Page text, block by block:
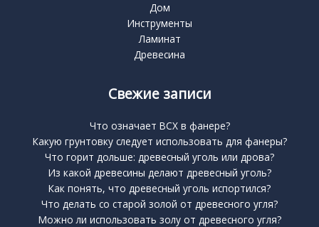
Дом
Инструменты
Ламинат
Древесина
Свежие записи
Что означает BCX в фанере?
Какую грунтовку следует использовать для фанеры?
Что горит дольше: древесный уголь или дрова?
Из какой древесины делают древесный уголь?
Как понять, что древесный уголь испортился?
Что делать со старой золой от древесного угля?
Можно ли использовать золу от древесного угля?